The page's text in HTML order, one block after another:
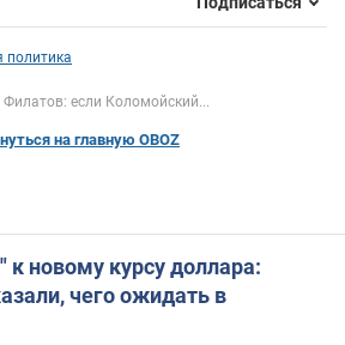
политика
Филатов: если Коломойский...
на главную OBOZ
к новому курсу доллара:
чего ожидать в